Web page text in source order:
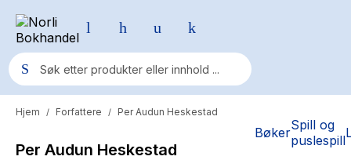
BøkerSpill og
puslespill
Populære søk
Pokemon
Hjem / Forfattere / Per Audun Heskestad
Per Audun Heskestad